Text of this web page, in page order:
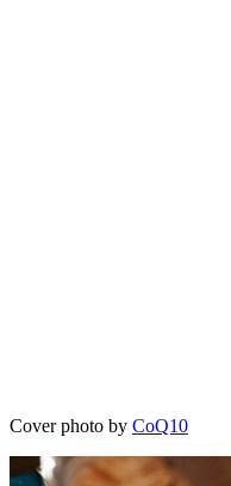
Cover photo by CoQ10